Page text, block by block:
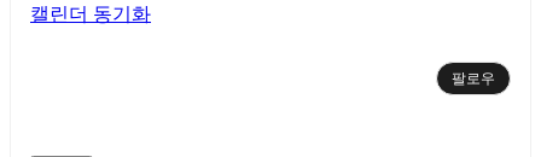
캘린더 동기화
팔로우